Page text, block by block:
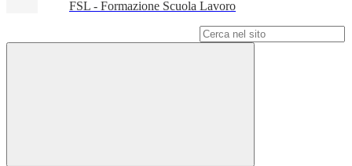
FSL - Formazione Scuola Lavoro